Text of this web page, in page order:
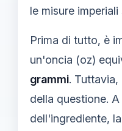
le misure
Prima di tutto, è
un'oncia (oz)
grammi. Tuttavia,
della questione.
dell'ingrediente,